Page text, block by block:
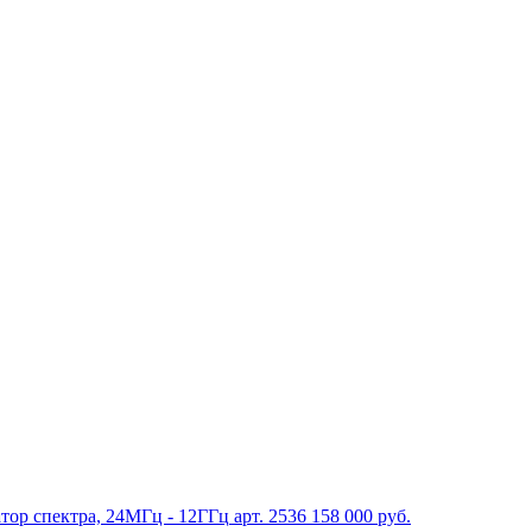
спектра, 24МГц - 12ГГц арт. 2536 158 000 руб.